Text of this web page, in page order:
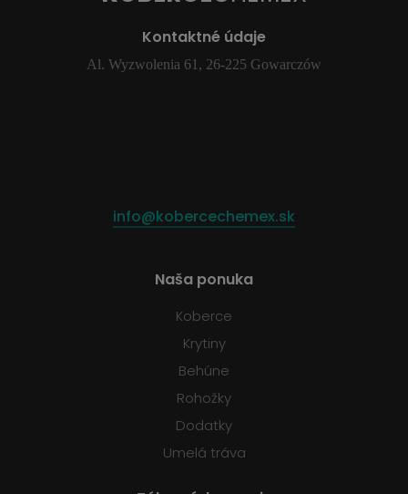
Kontaktné údaje
Al. Wyzwolenia 61, 26-225 Gowarczów
info@kobercechemex.sk
Naša ponuka
Koberce
Krytiny
Behúne
Rohožky
Dodatky
Umelá tráva